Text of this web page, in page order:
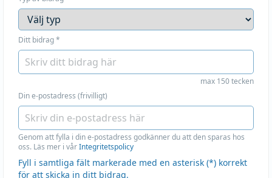
Ditt bidrag*
max 150 tecken
Din e-postadress (frivilligt)
Genom att fylla i din e-postadress godkänner du att den sparas hos
oss. Läs mer i vårIntegritetspolicy
Fyll i samtliga fält markerade med en asterisk (*) korrekt
för att skicka in ditt bidrag.